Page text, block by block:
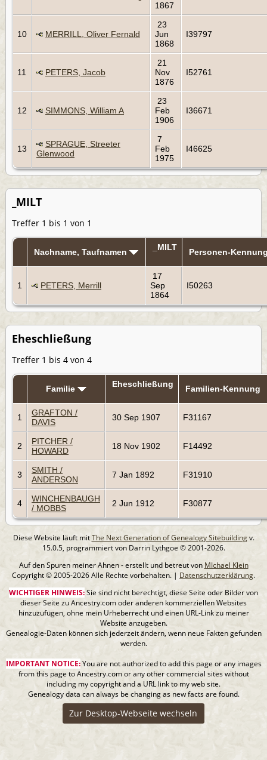
1867
10 MERRILL, Oliver Fernald
23
Jun
1868
I39797
11 PETERS, Jacob
21
Nov
1876
I52761
12 SIMMONS, William A
23
Feb
1906
I36671
13
SPRAGUE, Streeter
Glenwood
7
Feb
1975
I46625
_MILT
Treffer 1 bis 1 von 1
Nachname, Taufnamen _MILT Personen-
1 PETERS, Merrill
17
Sep
1864
I50263
Eheschließung
Treffer 1 bis 4 von 4
Familie Eheschließung Familien-Kennung
1
GRAFTON /
DAVIS
30 Sep 1907 F31167
2
PITCHER /
HOWARD
18 Nov 1902 F14492
3
SMITH /
ANDERSON
7 Jan 1892 F31910
4
WINCHENBAUGH
/ MOBBS
2 Jun 1912 F30877
Diese Website läuft mitThe Next Generation of Genealogy Sitebuildingv.
15.0.5, programmiert von Darrin Lythgoe © 2001-2026.
Auf den Spuren meiner Ahnen - erstellt und betreut von MIchael Klein
Copyright © 2005-2026 Alle Rechte vorbehalten. | Datenschutzerklärung.
WICHTIGER HINWEIS:Sie sind nicht berechtigt, diese Seite oder Bilder von
dieser Seite zu Ancestry.com oder anderen kommerziellen Websites
hinzuzufügen, ohne mein Urheberrecht und einen URL-Link zu meiner
Website anzugeben.
Genealogie-Daten können sich jederzeit ändern, wenn neue Fakten gefunden
werden.
IMPORTANT NOTICE:You are not authorized to add this page or any images
from this page to Ancestry.com or any other commercial sites without
including my copyright and a URL link to my web site.
Genealogy data can always be changing as new facts are found.
Zur Desktop-Webseite wechseln